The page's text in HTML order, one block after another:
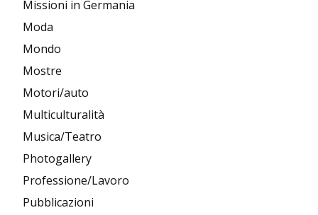
Missioni in Germania
Moda
Mondo
Mostre
Motori/auto
Multiculturalità
Musica/Teatro
Photogallery
Professione/Lavoro
Pubblicazioni